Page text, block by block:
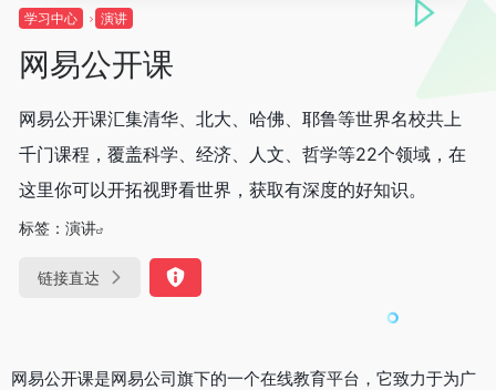
学习中心 演讲
网易公开课
网易公开课汇集清华、北大、哈佛、耶鲁等世界名校共上
千门课程，覆盖科学、经济、人文、哲学等22个领域，在
这里你可以开拓视野看世界，获取有深度的好知识。
标签： 演讲
链接直达
网易公开课是网易公司旗下的一个在线教育平台，它致力于为广